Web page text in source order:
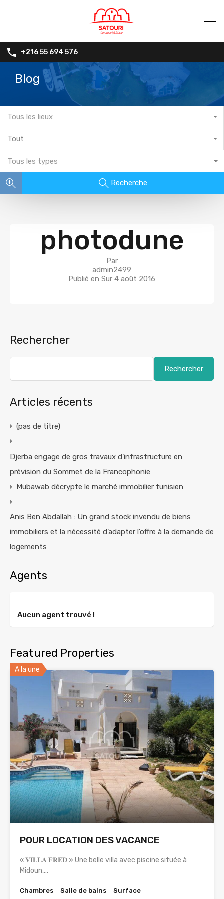
+216 55 694 576
Blog
Tous les lieux
Tout
Tous les types
Recherche
photodune
Par
admin2499
Publié en Sur 4 août 2016
Rechercher
Rechercher
Articles récents
(pas de titre)
Djerba engage de gros travaux d’infrastructure en
prévision du Sommet de la Francophonie
Mubawab décrypte le marché immobilier tunisien
Anis Ben Abdallah : Un grand stock invendu de biens
immobiliers et la nécessité d’adapter l’offre à la demande de
logements
Agents
Aucun agent trouvé !
Featured Properties
A la une
POUR LOCATION DES VACANCE
« 𝐕𝐈𝐋𝐋𝐀 𝐅𝐑𝐄𝐃 » Une belle villa avec piscine située à
Midoun,…
Chambres Salle de bains Surface